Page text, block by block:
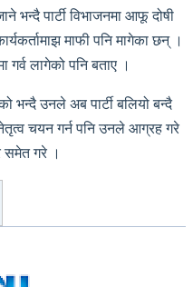
पार्टी विभाजनमा आफू दोषी
माफी पनि मागेका छन् ।
लागेको पनि बताए ।
भन्दै उनले अब पार्टी बलियो बन्दै
चयन गर्न पनि उनले आग्रह गरे
समेत गरे ।